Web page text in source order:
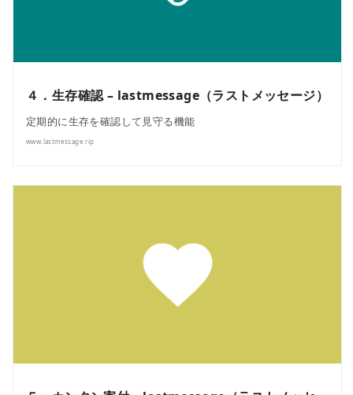
４．生存確認 – lastmessage（ラストメッセージ）
定期的に生存を確認して見守る機能
www.lastmessage.rip